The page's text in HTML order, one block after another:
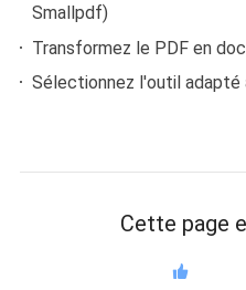
Smallpdf)
Transformez le PDF en
Sélectionnez l'outil adapté
Cette page